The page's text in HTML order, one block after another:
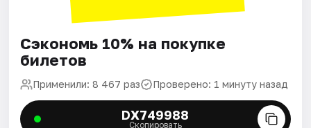
Сэкономь 10% на покупке
билетов
Применили: 8 467 раз Проверено: 1 минуту назад
DX749988
Скопировать